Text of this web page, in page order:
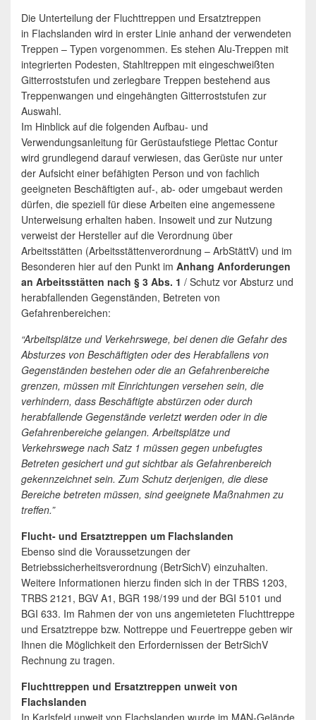
Die Unterteilung der Fluchttreppen und Ersatztreppen
in Flachslanden wird in erster Linie anhand der verwendeten
Treppen – Typen vorgenommen. Es stehen Alu-Treppen mit
integrierten Podesten, Stahltreppen mit eingeschweißten
Gitterroststufen und zerlegbare Treppen bestehend aus
Treppenwangen und eingehängten Gitterroststufen zur
Auswahl.
Im Hinblick auf die folgenden Aufbau- und
Verwendungsanleitung für Gerüstaufstiege Plettac Contur
wird grundlegend darauf verwiesen, das Gerüste nur unter
der Aufsicht einer befähigten Person und von fachlich
geeigneten Beschäftigten auf-, ab- oder umgebaut werden
dürfen, die speziell für diese Arbeiten eine angemessene
Unterweisung erhalten haben. Insoweit und zur Nutzung
verweist der Hersteller auf die Verordnung über
Arbeitsstätten (Arbeitsstättenverordnung – ArbStättV) und im
Besonderen hier auf den Punkt im Anhang Anforderungen
an Arbeitsstätten nach § 3 Abs. 1 / Schutz vor Absturz und
herabfallenden Gegenständen, Betreten von
Gefahrenbereichen:
“Arbeitsplätze und Verkehrswege, bei denen die Gefahr des
Absturzes von Beschäftigten oder des Herabfallens von
Gegenständen bestehen oder die an Gefahrenbereiche
grenzen, müssen mit Einrichtungen versehen sein, die
verhindern, dass Beschäftigte abstürzen oder durch
herabfallende Gegenstände verletzt werden oder in die
Gefahrenbereiche gelangen. Arbeitsplätze und
Verkehrswege nach Satz 1 müssen gegen unbefugtes
Betreten gesichert und gut sichtbar als Gefahrenbereich
gekennzeichnet sein. Zum Schutz derjenigen, die diese
Bereiche betreten müssen, sind geeignete Maßnahmen zu
treffen.”
Flucht- und Ersatztreppen um Flachslanden
Ebenso sind die Voraussetzungen der
Betriebssicherheitsverordnung (BetrSichV) einzuhalten.
Weitere Informationen hierzu finden sich in der TRBS 1203,
TRBS 2121, BGV A1, BGR 198/199 und der BGI 5101 und
BGI 633. Im Rahmen der von uns angemieteten Fluchttreppe
und Ersatztreppe bzw. Nottreppe und Feuertreppe geben wir
Ihnen die Möglichkeit den Erfordernissen der BetrSichV
Rechnung zu tragen.
Fluchttreppen und Ersatztreppen unweit von
Flachslanden